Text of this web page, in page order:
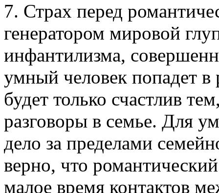
7. Страх перед
генератором мировой
инфантилизма,
умный человек попадет в
будет только счастлив
разговоры в семье. Для
дело за пределами
верно, что
малое время контактов